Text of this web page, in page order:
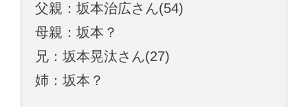
父親：坂本治広さん(54)
母親：坂本？
兄：坂本晃汰さん(27)
姉：坂本？